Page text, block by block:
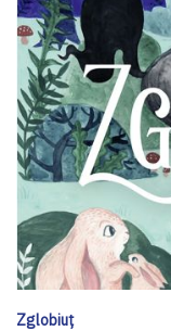
Zglobiuț